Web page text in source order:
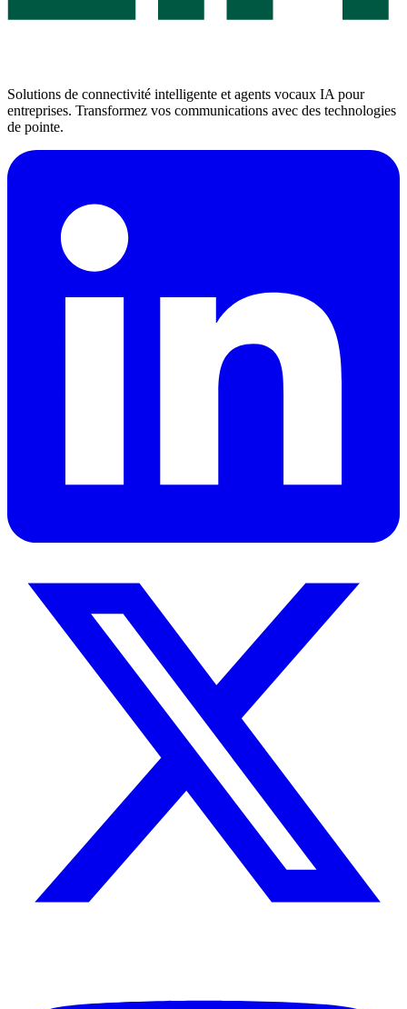
Solutions de connectivité intelligente et agents vocaux IA pour
entreprises. Transformez vos communications avec des technologies
de pointe.